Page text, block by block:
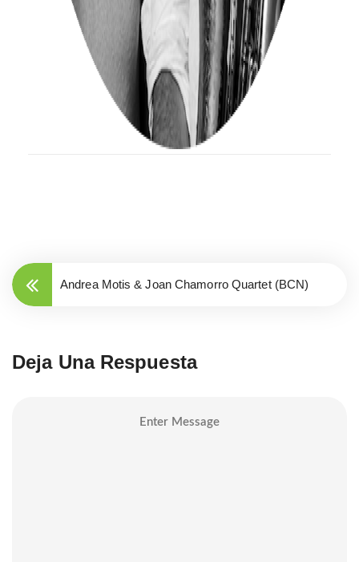
Andrea Motis & Joan Chamorro Quartet (BCN)
Deja Una Respuesta